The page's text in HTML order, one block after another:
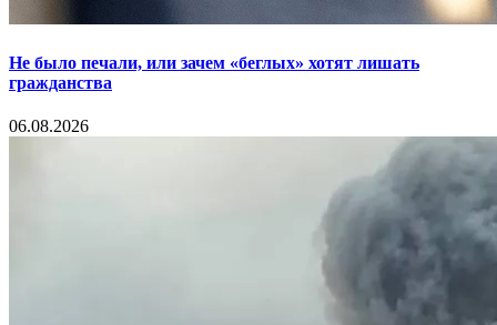
Не было печали, или зачем «беглых» хотят лишать
гражданства
06.08.2026